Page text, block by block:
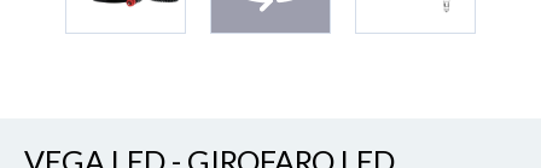
VEGA LED - GIROFARO LED